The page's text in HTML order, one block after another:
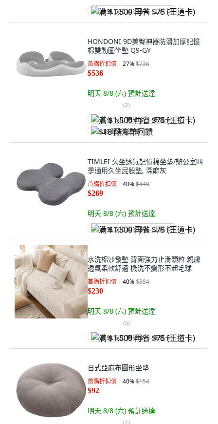
满 $1,500 再省 $75 (王道卡)
HONDONI 9D美臀神器防滑加厚記憶
棉雙動圈坐墊 Q9-GY
首購折扣價 27%$736
$536
明天 8/8 (六) 預計送達
(2)
满 $1,500 再省 $75 (王道卡)
$18 酷澎幣回饋
TIMLEI 久坐透氣記憶棉坐墊/辦公室四
季通用久坐屁股墊, 深麻灰
首購折扣價 40%$449
$269
明天 8/8 (六) 預計送達
满 $1,500 再省 $75 (王道卡)
水洗棉沙發墊 背面強力止滑顆粒 親膚
透氣柔軟舒適 機洗不變形不起毛球
首購折扣價 40%$384
$230
明天 8/8 (六) 預計送達
(5)
满 $1,500 再省 $75 (王道卡)
日式亞麻布圓形坐墊
首購折扣價 40%$154
$92
明天 8/8 (六) 預計送達
(2)